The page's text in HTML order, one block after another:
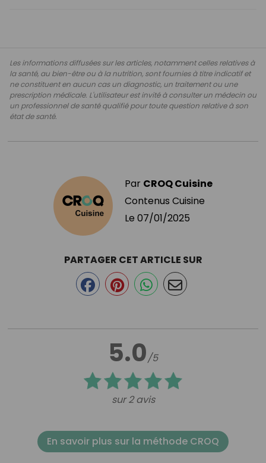
Les informations diffusées sur les articles, notamment celles relatives à
la santé, au bien-être ou à la nutrition, sont fournies à titre indicatif et
ne constituent en aucun cas un diagnostic, un traitement ou une
prescription médicale. L'utilisateur est invité à consulter un médecin ou
un professionnel de santé qualifié pour toute question relative à son
état de santé.
Par CROQ Cuisine
Contenus Cuisine
Le 07/01/2025
5.0/5
sur 2 avis
PARTAGER CET ARTICLE SUR
En savoir plus sur la méthode CROQ